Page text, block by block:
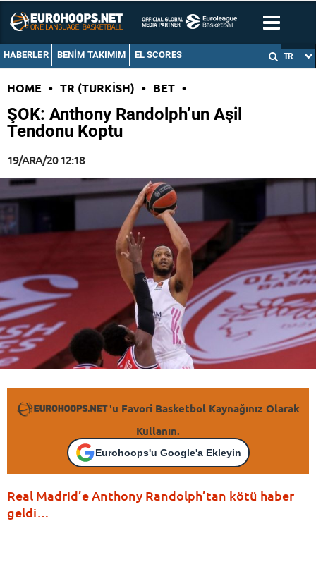
HABERLER BENIM TAKIMIM EL SCORES TR
HOME • TR (TURKISH) • BET •
ŞOK: Anthony Randolph’un Aşil
Tendonu Koptu
19/ARA/20 12:18
'u Favori Basketbol Kaynağınız Olarak
Kullanın.
Eurohoops'u Google'a Ekleyin
Real Madrid’e Anthony Randolph’tan kötü haber
geldi…